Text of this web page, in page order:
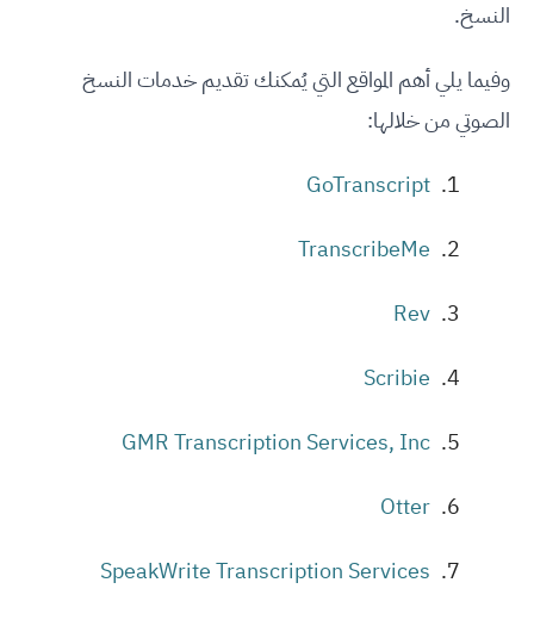
النسخ.
وفيما يلي أهم المواقع التي يُمكنك تقديم خدمات النسخ
الصوتي من خلالها:
GoTranscript
TranscribeMe
Rev
Scribie
GMR Transcription Services, Inc
Otter
SpeakWrite Transcription Services